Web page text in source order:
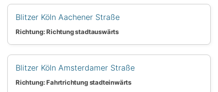
Blitzer Köln Aachener Straße
Richtung: Richtung stadtauswärts
Blitzer Köln Amsterdamer Straße
Richtung: Fahrtrichtung stadteinwärts